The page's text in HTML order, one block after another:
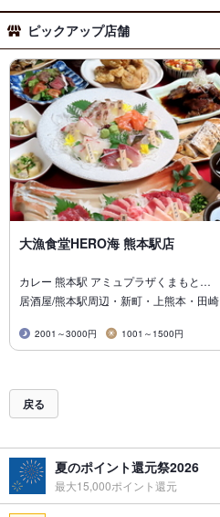
ピックアップ店舗
大漁食堂HERO海 熊本駅店
カレー 熊本駅 アミュプラザくまもと…
居酒屋/熊本駅周辺・新町・上熊本・田崎
2001～3000円 1001～1500円
戻る
夏のポイント還元祭2026
最大15,000ポイント還元